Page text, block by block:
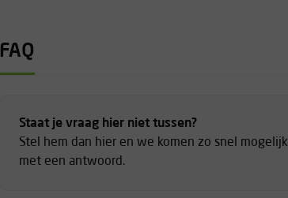
FAQ
Staat je vraag hier niet tussen?
Stel hem dan hier en we komen zo snel mogelijk
met een antwoord.